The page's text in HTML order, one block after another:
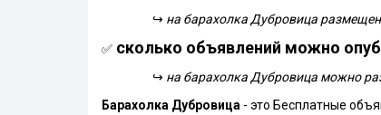
↪ на барахолка Дубровица
✅ сколько объявлений можно
↪ на барахолка Дубровица можно
Барахолка Дубровица - это Бесплатные